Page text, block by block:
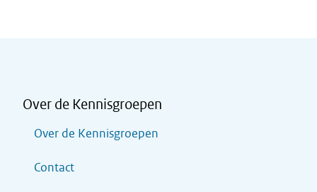
Over de Kennisgroepen
Over de Kennisgroepen
Contact